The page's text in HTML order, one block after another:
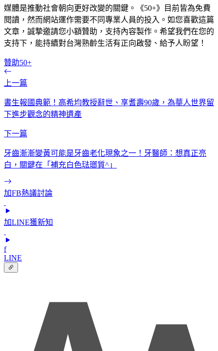
媒體是推動社會朝向更好改變的關鍵。《50+》目前皆為免費
閱讀，然而網站運作需要不同專業人員的投入。如您喜歡這篇
文章，誠摯邀請您小額贊助，支持內容製作。希望我們在您的
支持下，能持續對台灣熟齡生活有正向啟發、給予人盼望！
贊助50+
上一篇
書生報國典範！高希均教授辭世、享耆壽90歲，為華人世界留
下進步觀念的精神遺產
下一篇
牙齒漸漸變黃可能是牙齒老化現象之一！牙醫師：想真正亮
白，關鍵在「補充白色琺瑯質^」
加FB熱議討論
加LINE獲新知
f
LINE